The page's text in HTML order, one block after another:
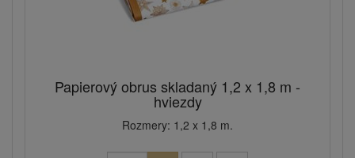
Papierový obrus skladaný 1,2 x 1,8 m -
hviezdy
Rozmery: 1,2 x 1,8 m.